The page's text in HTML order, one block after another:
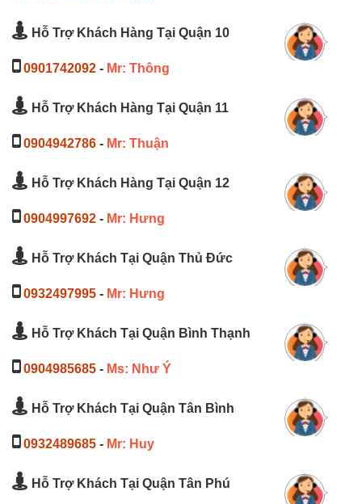
Hỗ Trợ Khách Hàng Tại Quận 10
0901742092 - Mr: Thông
Hỗ Trợ Khách Hàng Tại Quận 11
0904942786 - Mr: Thuận
Hỗ Trợ Khách Hàng Tại Quận 12
0904997692 - Mr: Hưng
Hỗ Trợ Khách Tại Quận Thủ Đức
0932497995 - Mr: Hưng
Hỗ Trợ Khách Tại Quận Bình Thạnh
0904985685 - Ms: Như Ý
Hỗ Trợ Khách Tại Quận Tân Bình
0932489685 - Mr: Huy
Hỗ Trợ Khách Tại Quận Tân Phú